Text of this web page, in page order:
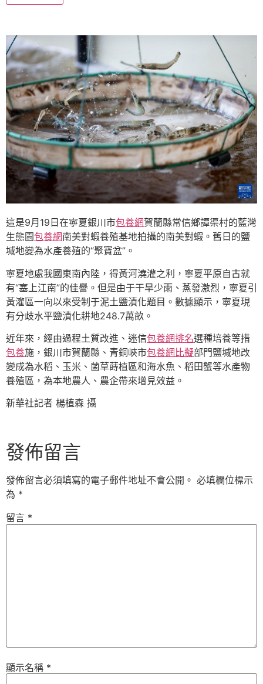
這是9月19日在寧夏銀川市包養網賀蘭縣常信鄉譚渠村的藍灣
生態園包養網南美對蝦養殖基地拍攝的南美對蝦。舊日的鹽
堿地變為水產養殖的“聚寶盆”。
寧夏地處我國東南內陸，得黃河澆灌之利，寧夏平原自古就
有“塞上江南”的佳譽。但是由于干旱少雨、蒸發激烈，寧夏引
黃灌區一向以來受制于泥土鹽漬化題目。數據顯示，寧夏現
有分歧水平鹽漬化耕地248.7萬畝。
近年來，經由過程土質改進、迷信包養網排名選種培養等措
包養施，銀川市賀蘭縣、青銅峽市包養網比擬部門鹽堿地改
變成為水稻、玉米、菌草蒔植區和海水魚、稻田蟹等水產物
養殖區，為本地農人、農企帶來增見效益。
新華社記者 楊植森 攝
發佈留言
發佈留言必須填寫的電子郵件地址不會公開。 必填欄位標示
為 *
留言 *
顯示名稱 *